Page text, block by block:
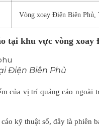
Vòng xoay Điện Biên Phủ,
tại khu vực vòng
Điện Biên Phủ
của vị trí quảng cáo
kỹ thuật số, đây là phiên